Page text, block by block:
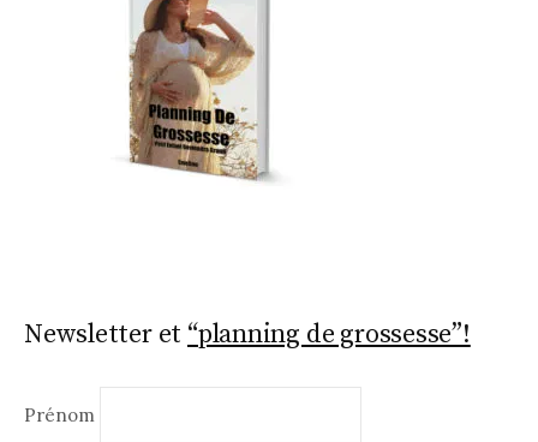
Newsletter et “planning de grossesse”!
Prénom